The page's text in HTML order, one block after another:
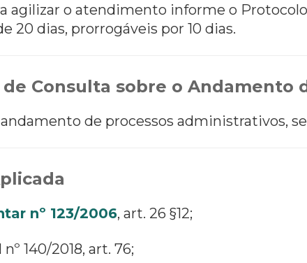
agilizar o atendimento informe o
20 dias, prorrogáveis por 10 dias.
de Consulta sobre o Andamento
de processos administrativos,
nº 123/2006, art. 26 §12;
140/2018, art. 76;